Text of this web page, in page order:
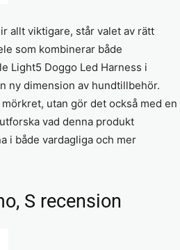
allt viktigare, står valet av rätt
som kombinerar både
Light5 Doggo Led Harness i
ny dimension av hundtillbehör.
utan gör det också med en
vad denna produkt
i både vardagliga och mer
S recension